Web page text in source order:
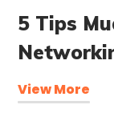
5 Tips
View More